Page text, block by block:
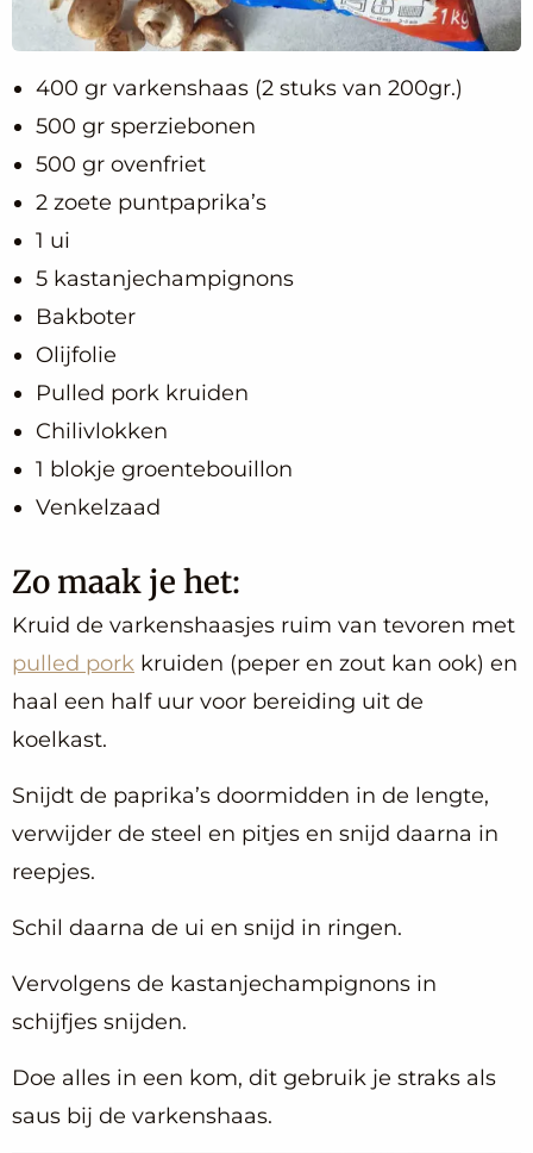
400 gr varkenshaas (2 stuks van 200gr.)
500 gr sperziebonen
500 gr ovenfriet
2 zoete puntpaprika’s
1 ui
5 kastanjechampignons
Bakboter
Olijfolie
Pulled pork kruiden
Chilivlokken
1 blokje groentebouillon
Venkelzaad
Zo maak je het:
Kruid de varkenshaasjes ruim van tevoren met
pulled pork kruiden (peper en zout kan ook) en
haal een half uur voor bereiding uit de
koelkast.
Snijdt de paprika’s doormidden in de lengte,
verwijder de steel en pitjes en snijd daarna in
reepjes.
Schil daarna de ui en snijd in ringen.
Vervolgens de kastanjechampignons in
schijfjes snijden.
Doe alles in een kom, dit gebruik je straks als
saus bij de varkenshaas.